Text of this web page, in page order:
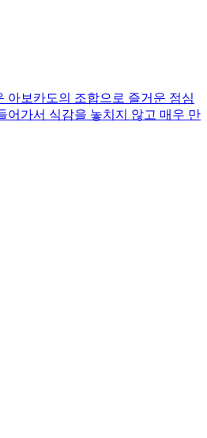
아보카도의 조합으로 즐거운 점심
어가서 식감을 놓치지 않고 매우 만